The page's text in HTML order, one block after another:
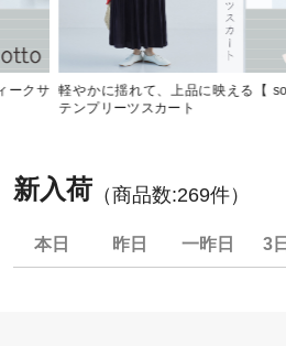
ークサ
軽やかに揺れて、上品に映える【
テンプリーツスカート
新入荷 （商品数:269件）
本日 昨日 一昨日 3